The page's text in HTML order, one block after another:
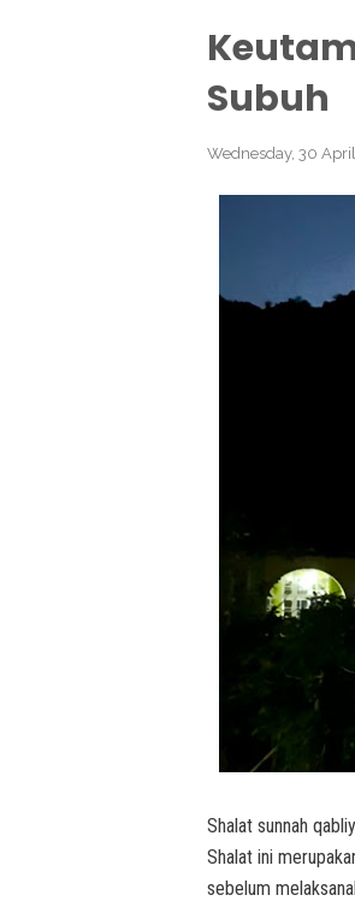
Subuh
Wednesday, 30
Shalat sunnah
Shalat ini
sebelum